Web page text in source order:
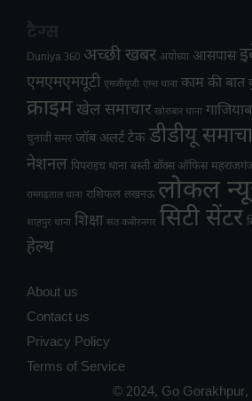
Duniya 360 अच्छी खबर अयोध्या आसपास
एमएमएमयूटी एमजीयूजी एम्स थाना काम की बात
क्राइमखेल समाचार खोराबार थाना
चुनावी समर जॉब अलर्ट टेक डीडीयू
नेशनल पिपराइच थाना बस्ती बॉक्स ऑफिस
रामगढ़ताल थाना राशिफल लखनऊ लोकल
शाहपुर थाना शिक्षा संत कबीरनगर सिटी सेंटर
हेल्थ
About us
Contact us
Privacy Policy
Terms of Service
© 2024, Go